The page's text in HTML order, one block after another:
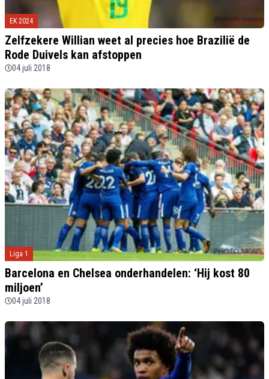
EK 2024
Zelfzekere Willian weet al precies hoe Brazilië de
Rode Duivels kan afstoppen
04 juli 2018
Liga 1
Barcelona en Chelsea onderhandelen: ‘Hij kost 80
miljoen’
04 juli 2018